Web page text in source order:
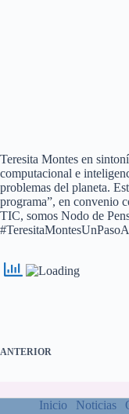
Teresita Montes en
computacional e
problemas del planeta.
programa”, en convenio
TIC, somos Nodo de
ANTERIOR
Inicio Noticias